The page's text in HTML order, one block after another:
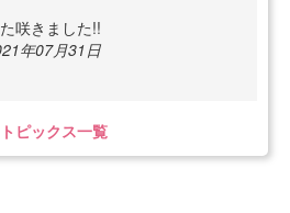
咲きました!!
年07月31日
ピックス一覧